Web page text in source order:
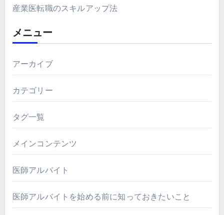
産業医転職のスキルアップ法
メニュー
アーカイブ
カテゴリー
タグ一覧
メインコンテンツ
医師アルバイト
医師アルバイトを始める前に知っておきたいこと